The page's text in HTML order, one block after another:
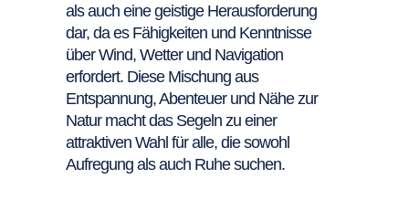
als auch eine geistige Herausforderung
dar, da es Fähigkeiten und Kenntnisse
über Wind, Wetter und Navigation
erfordert. Diese Mischung aus
Entspannung, Abenteuer und Nähe zur
Natur macht das Segeln zu einer
attraktiven Wahl für alle, die sowohl
Aufregung als auch Ruhe suchen.